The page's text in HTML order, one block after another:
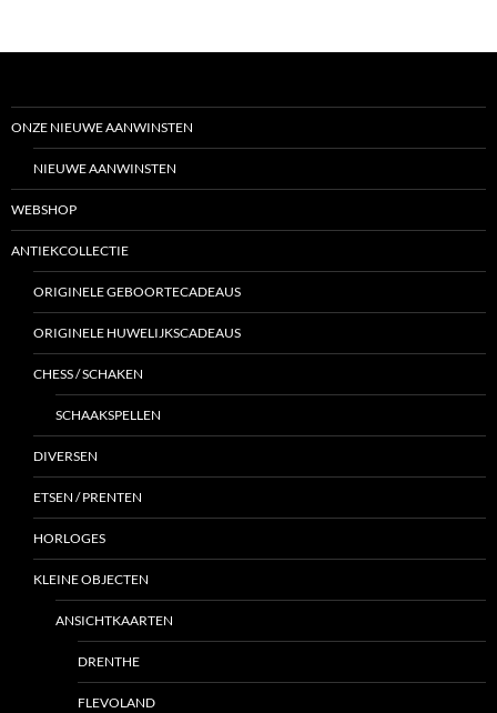
ONZE NIEUWE AANWINSTEN
NIEUWE AANWINSTEN
WEBSHOP
ANTIEKCOLLECTIE
ORIGINELE GEBOORTECADEAUS
ORIGINELE HUWELIJKSCADEAUS
CHESS / SCHAKEN
SCHAAKSPELLEN
DIVERSEN
ETSEN / PRENTEN
HORLOGES
KLEINE OBJECTEN
ANSICHTKAARTEN
DRENTHE
FLEVOLAND